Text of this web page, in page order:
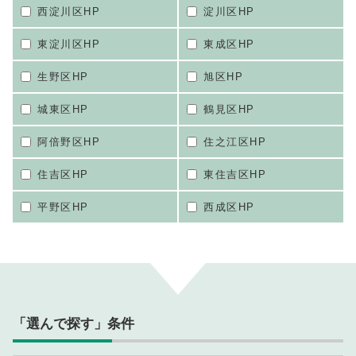
西淀川区HP 淀川区HP
東淀川区HP 東成区HP
生野区HP 旭区HP
城東区HP 鶴見区HP
阿倍野区HP 住之江区HP
住吉区HP 東住吉区HP
平野区HP 西成区HP
「選んで探す」条件